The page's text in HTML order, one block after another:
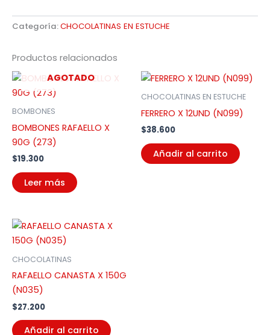
Categoría:CHOCOLATINAS EN ESTUCHE
Productos relacionados
AGOTADO
BOMBONES
BOMBONES RAFAELLO X
90G (273)
$19.300
Leer más
CHOCOLATINAS EN ESTUCHE
FERRERO X 12UND (N099)
$38.600
Añadir al carrito
CHOCOLATINAS
RAFAELLO CANASTA X 150G
(N035)
$27.200
Añadir al carrito